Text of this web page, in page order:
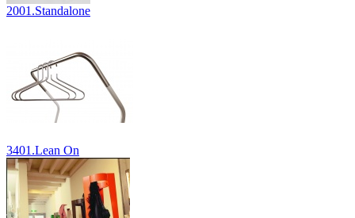
2001.Standalone
3401.Lean On